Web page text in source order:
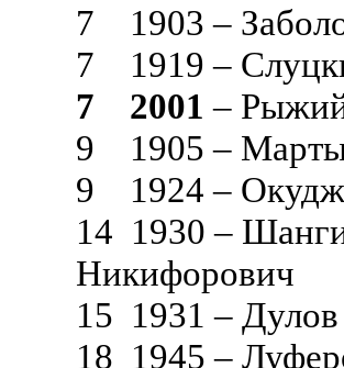
7 1903 –
7 1919 –
7 2001 –
9 1905 –
9 1924 –
14 1930 –
Никифорович
15 1931 –
18 1945 –